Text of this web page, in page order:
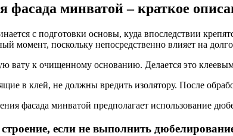
фасада минватой – краткое
с подготовки основы, куда впоследствии
момент, поскольку непосредственно влияет на
вату к очищенному основанию. Делается это
в клей, не должны вредить изолятору. После
фасада минватой предполагает использование
если не выполнить